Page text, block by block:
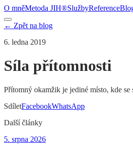
O mněMetoda JIH®SlužbyReference
← Zpět na blog
6. ledna 2019
Síla přítomnosti
Přítomný okamžik je jediné místo, kde se
SdíletFacebookWhatsApp
Další články
5. srpna 2026